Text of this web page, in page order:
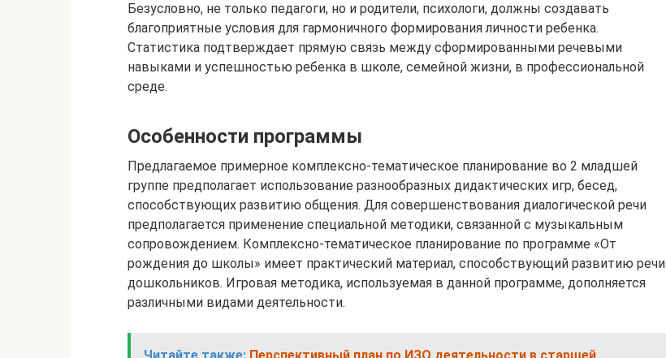
Безусловно, не только педагоги, но и родители, психологи, должны создавать
благоприятные условия для гармоничного формирования личности ребенка.
Статистика подтверждает прямую связь между сформированными речевыми
навыками и успешностью ребенка в школе, семейной жизни, в профессиональной
среде.
Особенности программы
Предлагаемое примерное комплексно-тематическое планирование во 2 младшей
группе предполагает использование разнообразных дидактических игр, бесед,
способствующих развитию общения. Для совершенствования диалогической речи
предполагается применение специальной методики, связанной с музыкальным
сопровождением. Комплексно-тематическое планирование по программе «От
рождения до школы» имеет практический материал, способствующий развитию речи
дошкольников. Игровая методика, используемая в данной программе, дополняется
различными видами деятельности.